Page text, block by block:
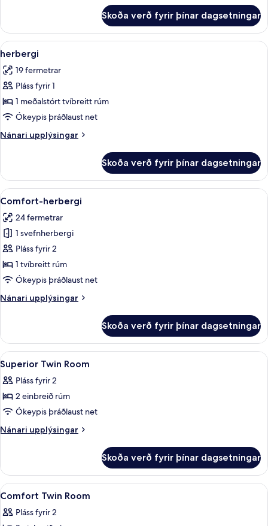
be
booked
with
a
minimum
of
2
adults
and
Room,
Terrace
(this
can
only
booked
with
minimum
and
2
child)
Skoða verð fyrir þínar dagsetningar
Skoða
allar
myndir
fyrir
herbergi
herbergi | Öryggishólf í herbergi,
5
herbergi
19 fermetrar
Pláss fyrir 1
1 meðalstórt tvíbreitt rúm
Ókeypis þráðlaust net
Nánari upplýsingar
Nánari
Skoða verð fyrir þínar dagsetningar
Skoða
allar
myndir
fyrir
Comfort-
herbergi
Comfort-herbergi | Öryggishólf í
5
Comfort-herbergi
24 fermetrar
1 svefnherbergi
Pláss fyrir 2
1 tvíbreitt rúm
Ókeypis þráðlaust net
Nánari upplýsingar
Nánari
herbergi
Skoða verð fyrir þínar dagsetningar
Skoða
allar
myndir
fyrir
Superior
Twin
Öryggishólf í herbergi, skrifborð,
12
Superior Twin Room
Pláss fyrir 2
2 einbreið rúm
Ókeypis þráðlaust net
Nánari upplýsingar
Nánari
Twin
Room
Skoða verð fyrir þínar dagsetningar
Skoða
allar
myndir
Öryggishólf í herbergi, skrifborð,
5
Comfort Twin Room
Pláss fyrir 2